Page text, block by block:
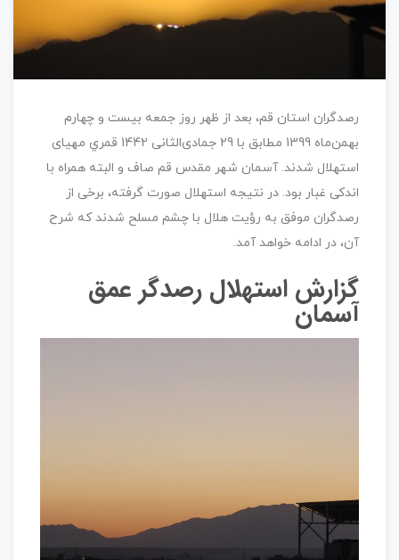
رصدگران استان قم، بعد از ظهر روز جمعه بیست و چهارم
بهمن­‌ماه 1399 مطابق با 29 جمادی‌الثانی 1442 قمري مهیای
استهلال شدند. آسمان شهر مقدس قم صاف و البته همراه با
اندکی غبار بود. در نتیجه استهلال صورت گرفته، برخی از
رصدگران موفق به رؤیت هلال با چشم مسلح شدند که شرح
آن، در ادامه خواهد آمد.
گزارش استهلال رصدگر عمق
آسمان